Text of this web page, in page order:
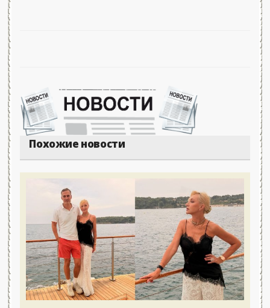
Похожие новости